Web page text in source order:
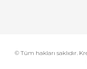
© Tüm hakları saklıdır.